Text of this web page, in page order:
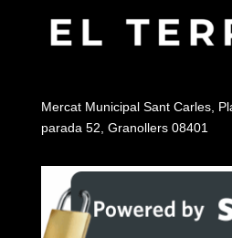
Mercat Municipal Sant Carles,
parada 52, Granollers 08401